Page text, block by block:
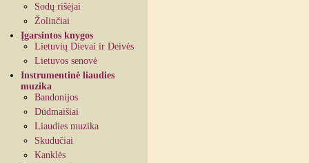
Sodų rišėjai
Žolinčiai
Įgarsintos knygos
Lietuvių Dievai ir Deivės
Lietuvos senovė
Instrumentinė liaudies
muzika
Bandonijos
Dūdmaišiai
Liaudies muzika
Skudučiai
Kanklės